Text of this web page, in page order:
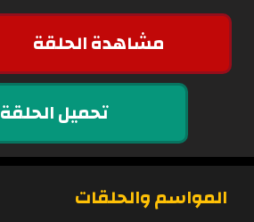
مشاهدة الحلقة
تحميل الحلقة
المواسم والحلقات